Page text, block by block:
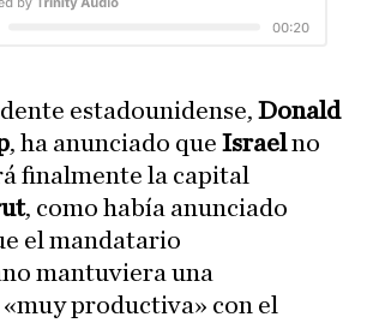
estadounidense,Donald
, ha anunciado queIsraelno
finalmente la capital
, como había anunciado
el mandatario
mantuviera una
productiva» con el